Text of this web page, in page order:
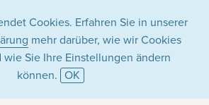
Cookies. Erfahren Sie in unserer
mehr darüber, wie wir Cookies
Sie Ihre Einstellungen ändern
können. OK